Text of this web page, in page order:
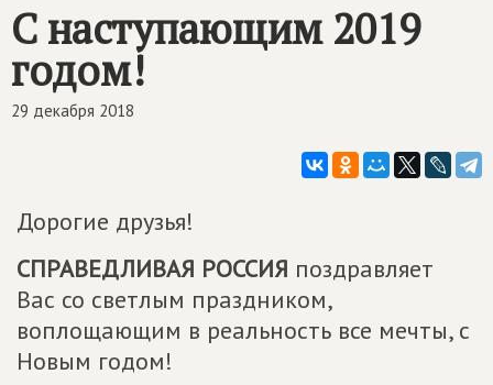
С наступающим 2019
годом!
29 декабря 2018
Дорогие друзья!
СПРАВЕДЛИВАЯ РОССИЯ поздравляет
Вас со светлым праздником,
воплощающим в реальность все мечты, с
Новым годом!